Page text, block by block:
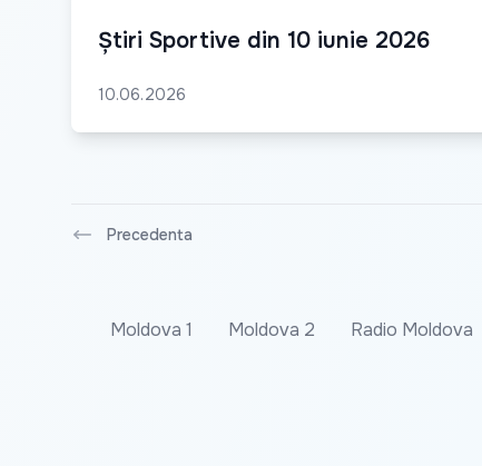
Știri Sportive din 10 iunie 2026
10.06.2026
Precedenta
Moldova 1 Moldova 2 Radio Moldova